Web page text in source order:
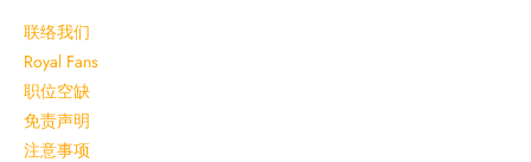
联络我们
Royal Fans
职位空缺
免责声明
注意事项